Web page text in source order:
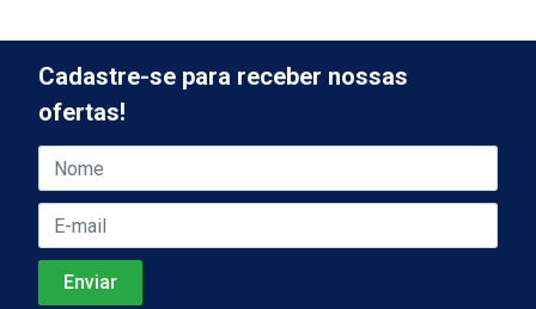
Cadastre-se para receber nossas
ofertas!